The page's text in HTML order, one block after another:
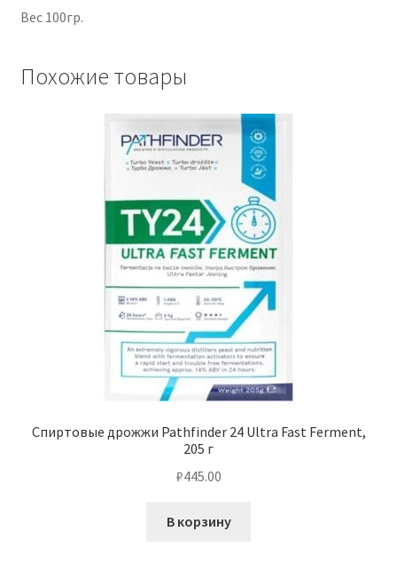
Вес 100гр.
Похожие товары
Спиртовые дрожжи Pathfinder 24 Ultra Fast Ferment,
205 г
₽445.00
В корзину